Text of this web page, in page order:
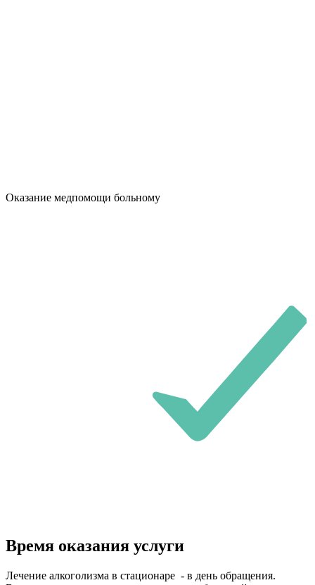
Оказание медпомощи больному
Время оказания услуги
Лечение алкоголизма в стационаре - в день обращения.